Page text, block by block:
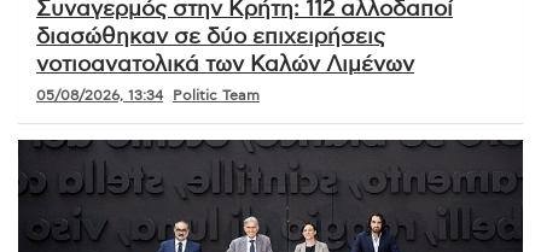
Συναγερμός στην Κρήτη: 112 αλλοδαποί
διασώθηκαν σε δύο επιχειρήσεις
νοτιοανατολικά των Καλών Λιμένων
05/08/2026, 13:34 Politic Team